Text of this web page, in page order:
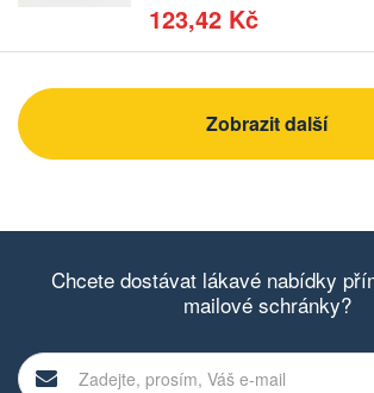
123,42 Kč
Zobrazit další
Chcete dostávat lákavé nabídky
mailové schránky?